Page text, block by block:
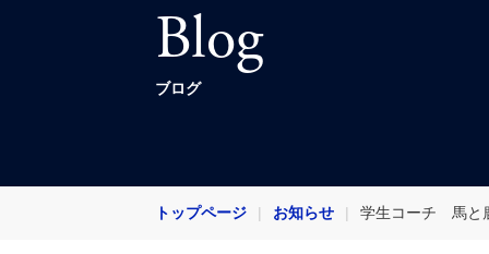
Blog
ブログ
トップページ お知らせ 学生コーチ 馬と